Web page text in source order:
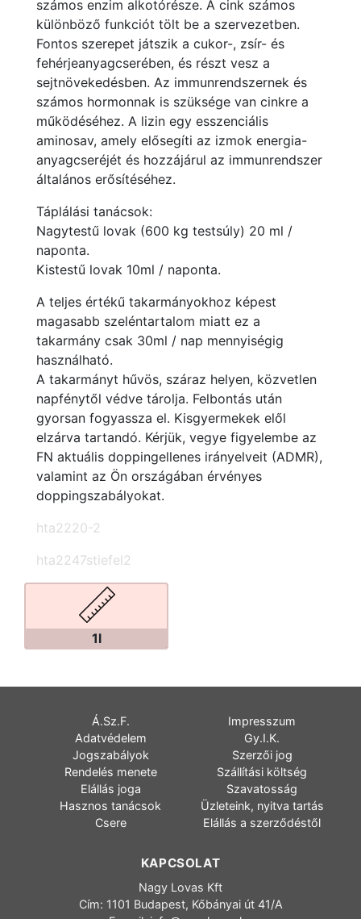
számos enzim alkotórésze. A cink számos
különböző funkciót tölt be a szervezetben.
Fontos szerepet játszik a cukor-, zsír- és
fehérjeanyagcserében, és részt vesz a
sejtnövekedésben. Az immunrendszernek és
számos hormonnak is szüksége van cinkre a
működéséhez. A lizin egy esszenciális
aminosav, amely elősegíti az izmok energia-
anyagcseréjét és hozzájárul az immunrendszer
általános erősítéséhez.
Táplálási tanácsok:
Nagytestű lovak (600 kg testsúly) 20 ml /
naponta.
Kistestű lovak 10ml / naponta.
A teljes értékű takarmányokhoz képest
magasabb szeléntartalom miatt ez a
takarmány csak 30ml / nap mennyiségig
használható.
A takarmányt hűvös, száraz helyen, közvetlen
napfénytől védve tárolja. Felbontás után
gyorsan fogyassza el. Kisgyermekek elől
elzárva tartandó. Kérjük, vegye figyelembe az
FN aktuális doppingellenes irányelveit (ADMR),
valamint az Ön országában érvényes
doppingszabályokat.
hta2220-2
​hta2247stiefel2
1l
Á.Sz.F.
Impresszum
Adatvédelem
Gy.I.K.
Jogszabályok
Szerzői jog
Rendelés menete
Szállítási költség
Elállás joga
Szavatosság
Hasznos tanácsok
Üzleteink, nyitva tartás
Csere
Elállás a szerződéstől
KAPCSOLAT
Nagy Lovas Kft
Cím: 1101 Budapest, Kőbányai út 41/A